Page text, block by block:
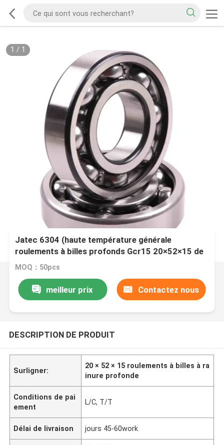
1 / 1
Jatec 6304 (haute température générale
roulements à billes profonds Gcr15 20×52×15 de
cannelure de moteur)
MOQ：50pcs
meilleur prix Contactez nous
DESCRIPTION DE PRODUIT
Surligner:
20 × 52 × 15 roulements à billes à ra
inure profonde
Conditions de pai
ement
L/C, T/T
Délai de livraison jours 45-60work